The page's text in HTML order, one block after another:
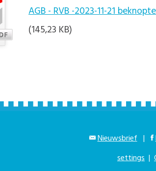
AGB - RVB -2023-11-21
(145,23 KB)
Nieuwsbrief |
settings |